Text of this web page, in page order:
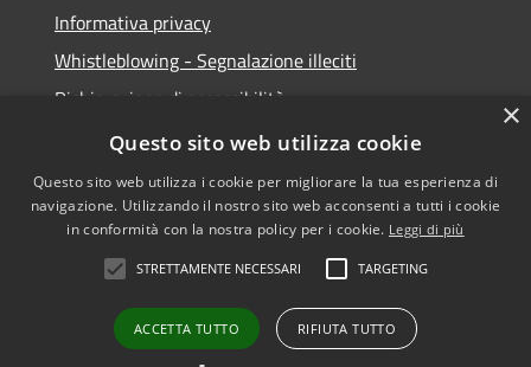
Informativa privacy
Whistleblowing - Segnalazione illeciti
Dichiarazione di accessibilità
Obiettivi di acessibilità
Accessibilità
Copyright © 2026 • Comune di
Voghera • Powered by
Municipium•
redazione
×
Questo sito web utilizza cookie
Questo sito web utilizza i cookie per migliorare la tua esperienza di
navigazione. Utilizzando il nostro sito web acconsenti a tutti i cookie
in conformità con la nostra policy per i cookie. Leggi di più
STRETTAMENTE NECESSARI TARGETING
ACCETTA TUTTO RIFIUTA TUTTO